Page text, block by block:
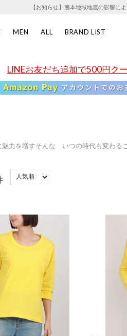
【お知らせ】熊本地域地震の影響に
MEN ALL BRAND LIST
LINEお友だち追加で500円ク
を増すそんな いつの時代も変わるこ